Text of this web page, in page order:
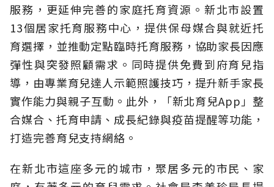
服務，更延伸完善的家庭托育資源。新北市設置
13個居家托育服務中心，提供保母媒合與就近托
育選擇，並推動定點臨時托育服務，協助家長因應
彈性與突發照顧需求。同時提供免費到府育兒指
導，由專業育兒達人示範照護技巧，提升新手家長
實作能力與親子互動。此外，「新北育兒App」整
合媒合、托育申請、成長紀錄與疫苗提醒等功能，
打造完善育兒支持網絡。
在新北市這座多元的城市，聚居多元的市民、家